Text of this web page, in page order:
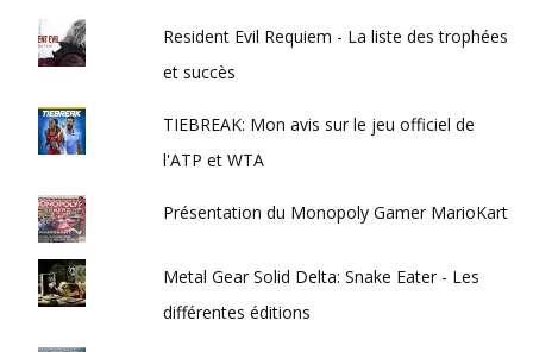
Resident Evil Requiem - La liste des trophées
et succès
TIEBREAK: Mon avis sur le jeu officiel de
l'ATP et WTA
Présentation du Monopoly Gamer MarioKart
Metal Gear Solid Delta: Snake Eater - Les
différentes éditions